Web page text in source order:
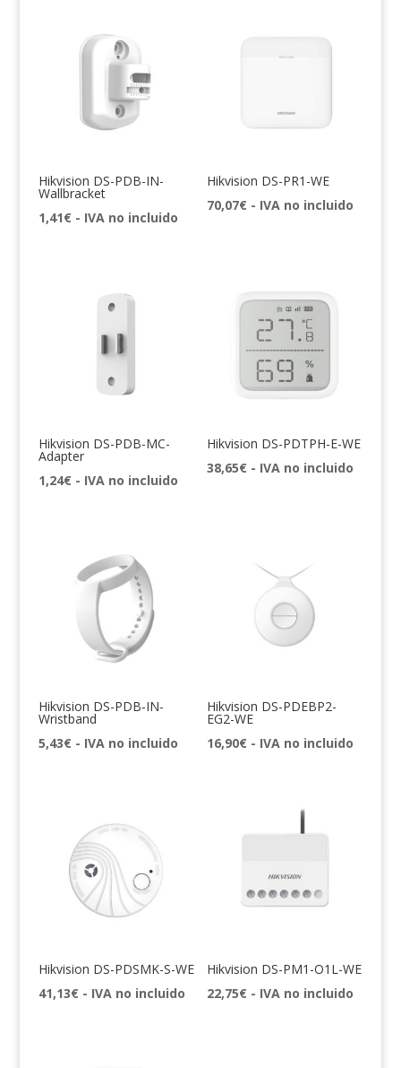
Hikvision DS-PDB-IN-
Wallbracket
1,41€ - IVA no incluido
Hikvision DS-PR1-WE
70,07€ - IVA no incluido
Hikvision DS-PDB-MC-
Adapter
1,24€ - IVA no incluido
Hikvision DS-PDTPH-E-WE
38,65€ - IVA no incluido
Hikvision DS-PDB-IN-
Wristband
5,43€ - IVA no incluido
Hikvision DS-PDEBP2-
EG2-WE
16,90€ - IVA no incluido
Hikvision DS-PDSMK-S-WE
41,13€ - IVA no incluido
Hikvision DS-PM1-O1L-WE
22,75€ - IVA no incluido